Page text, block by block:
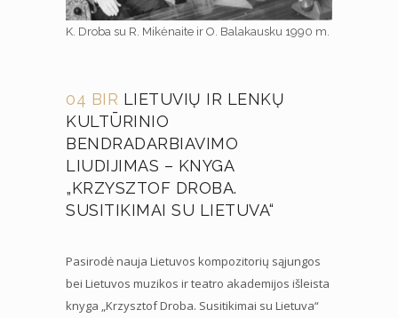
K. Droba su R. Mikėnaite ir O. Balakausku 1990 m.
04 BIR LIETUVIŲ IR LENKŲ
KULTŪRINIO
BENDRADARBIAVIMO
LIUDIJIMAS – KNYGA
„KRZYSZTOF DROBA.
SUSITIKIMAI SU LIETUVA“
Pasirodė nauja Lietuvos kompozitorių sąjungos
bei Lietuvos muzikos ir teatro akademijos išleista
knyga „Krzysztof Droba. Susitikimai su Lietuva“